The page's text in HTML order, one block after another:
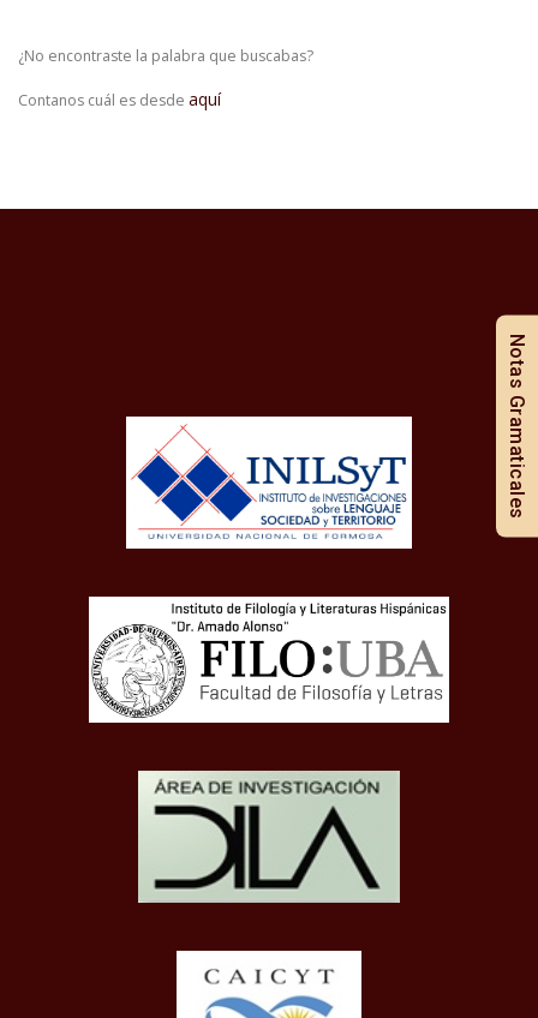
¿No encontraste la palabra que buscabas?
Contanos cuál es desde aquí
Notas Gramaticales